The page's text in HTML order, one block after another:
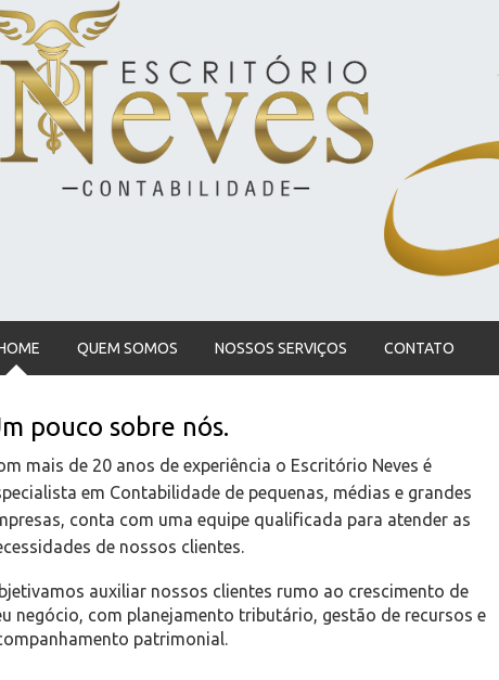
QUEM SOMOS NOSSOS SERVIÇOS CONTATO
pouco sobre nós.
mais de 20 anos de experiência o Escritório Neves é
em Contabilidade de pequenas, médias e grandes
conta com uma equipe qualificada para atender as
de nossos clientes.
auxiliar nossos clientes rumo ao crescimento de
negócio, com planejamento tributário, gestão de recursos e
patrimonial.